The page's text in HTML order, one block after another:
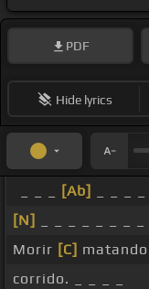
PDF
Hide lyrics
[Ab]
[N]
Morir [C]
corrido. _ _ _ _